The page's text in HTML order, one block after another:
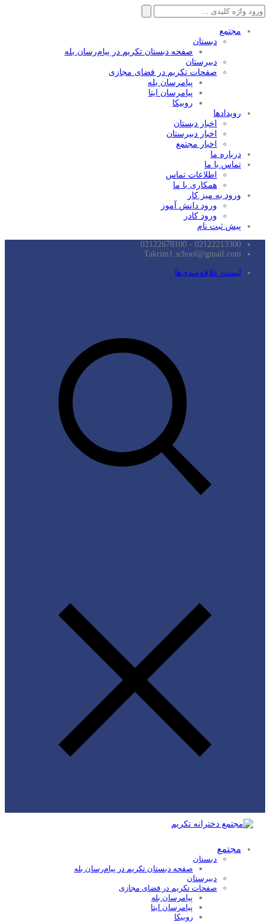
جستجو
برای:
مجتمع
دبستان
صفحه دبستان تکریم در پیام‌رسان بله
دبیرستان
صفحات تکریم در فضای مجازی
پیامرسان بله
پیامرسان ایتا
روبیکا
رویدادها
اخبار دبستان
اخبار دبیرستان
اخبار مجتمع
درباره ما
تماس با ما
اطلاعات تماس
همکاری با ما
ورود به میز کار
ورود دانش آموز
ورود کادر
پیش ثبت نام
02122213300 - 02122678100
Takrim1.school@gmail.com
لیست علاقه‌مندی‌ها
مجتمع
دبستان
صفحه دبستان تکریم در پیام‌رسان بله
دبیرستان
صفحات تکریم در فضای مجازی
پیامرسان بله
پیامرسان ایتا
روبیکا